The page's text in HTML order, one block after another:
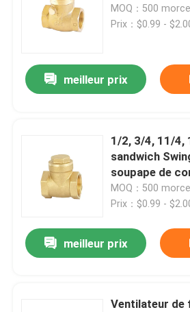
MOQ：500
Prix：$0.99 -
meilleur prix
1/2, 3/4, 11/4,
sandwich
soupape de
en laiton
MOQ：500
Prix：$0.99 -
meilleur prix
Ventilateur de